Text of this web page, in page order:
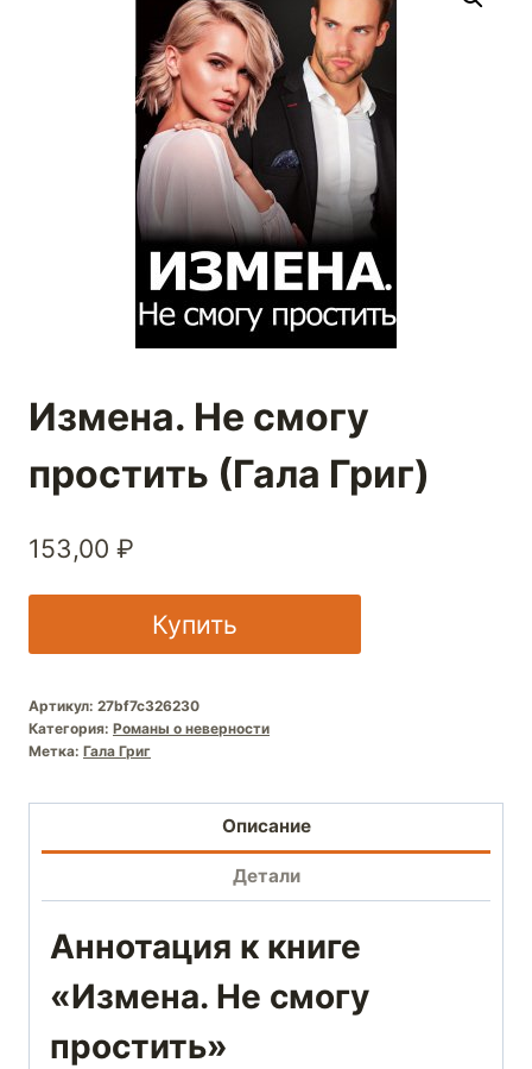
Измена. Не смогу
простить (Гала Григ)
153,00 ₽
Купить
Артикул: 27bf7c326230
Категория: Романы о неверности
Метка: Гала Григ
Описание
Детали
Аннотация к книге
«Измена. Не смогу
простить»